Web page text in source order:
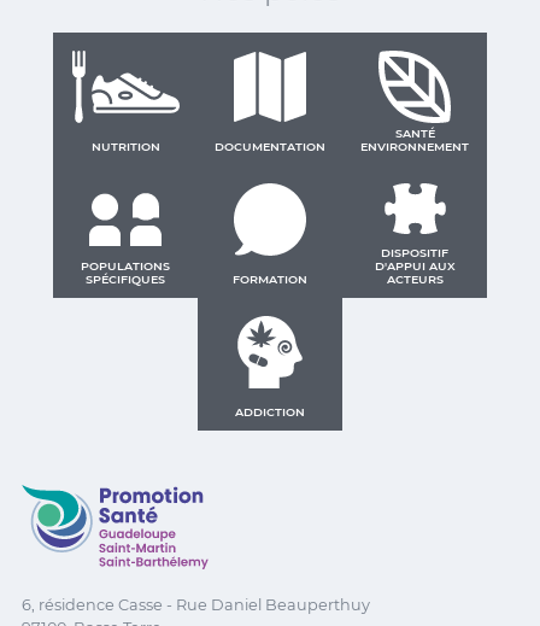
NUTRITION DOCUMENTATION
SANTÉ
ENVIRONNEMENT
POPULATIONS
SPÉCIFIQUES
FORMATION
DISPOSITIF
D'APPUI AUX
ACTEURS
ADDICTION
Promotion Santé Guadeloupe, Saint-Martin, Saint
6, résidence Casse - Rue Daniel Beauperthuy